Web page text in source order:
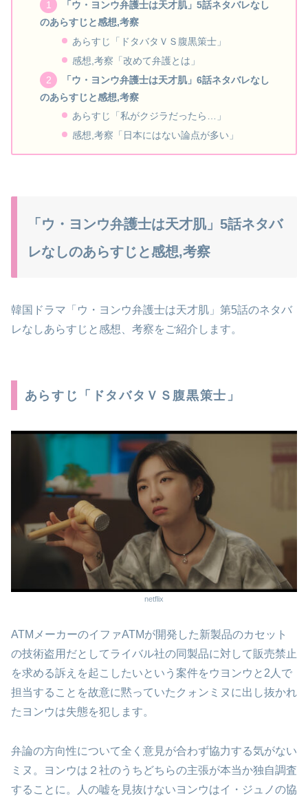
「ウ・ヨンウ弁護士は天才肌」5話ネタバレなし
のあらすじと感想,考察
あらすじ「ドタバタＶＳ腹黒策士」
感想,考察「改めて弁護とは」
「ウ・ヨンウ弁護士は天才肌」6話ネタバレなし
のあらすじと感想,考察
あらすじ「私がクジラだったら…」
感想,考察「日本にはない論点が多い」
「ウ・ヨンウ弁護士は天才肌」5話ネタバ
レなしのあらすじと感想,考察
韓国ドラマ「ウ・ヨンウ弁護士は天才肌」第5話のネタバ
レなしあらすじと感想、考察をご紹介します。
あらすじ「ドタバタＶＳ腹黒策士」
netflix
ATMメーカーのイファATMが開発した新製品のカセット
の技術盗用だとしてライバル社の同製品に対して販売禁止
を求める訴えを起こしたいという案件をウヨンウと2人で
担当することを故意に黙っていたクォンミヌに出し抜かれ
たヨンウは失態を犯します。
弁論の方向性について全く意見が合わず協力する気がない
ミヌ。ヨンウは２社のうちどちらの主張が本当か独自調査
することに。人の嘘を見抜けないヨンウはイ・ジュノの協